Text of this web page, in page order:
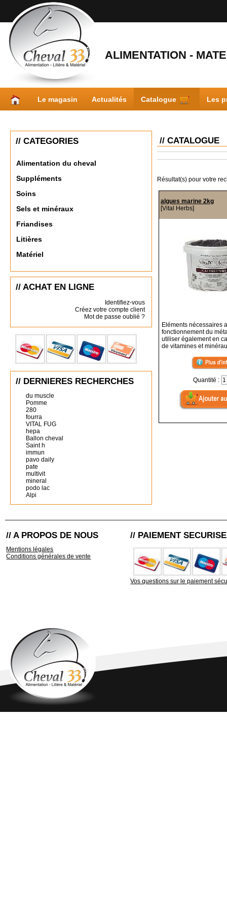
ALIMENTATION -
Le magasin Actualités Catalogue Les
// CATEGORIES
Alimentation du cheval
Suppléments
Soins
Sels et minéraux
Friandises
Litières
Matériel
// ACHAT EN LIGNE
Identifiez-vous
Créez votre compte client
Mot de passe oublié ?
// DERNIERES RECHERCHES
du muscle
Pomme
280
fourra
VITAL FUG
hepa
Ballon cheval
Saint h
immun
pavo daily
pate
multivit
mineral
podo lac
Alpi
// CATALOGUE
Résultat(s) pour votre
algues marine 2kg
[Vital Herbs]
Eléments nécessaires
fonctionnement du
utiliser également en
de vitamines et
Quantité :
// A PROPOS DE NOUS
Mentions légales
Conditions générales de vente
// PAIEMENT SECURISE
Vos questions sur le paiement